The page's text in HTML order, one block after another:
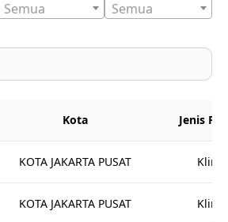
Semua Semua
Kota Jenis
KOTA JAKARTA PUSAT Klinik
KOTA JAKARTA PUSAT Klinik